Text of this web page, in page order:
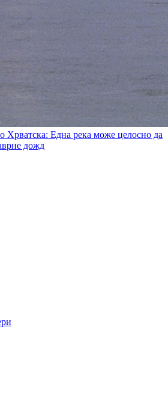
Хрватска: Една река може целосно да
дожд